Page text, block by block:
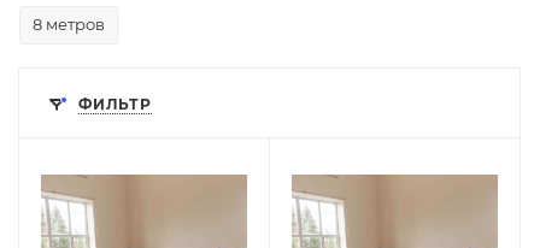
8 метров
ФИЛЬТР